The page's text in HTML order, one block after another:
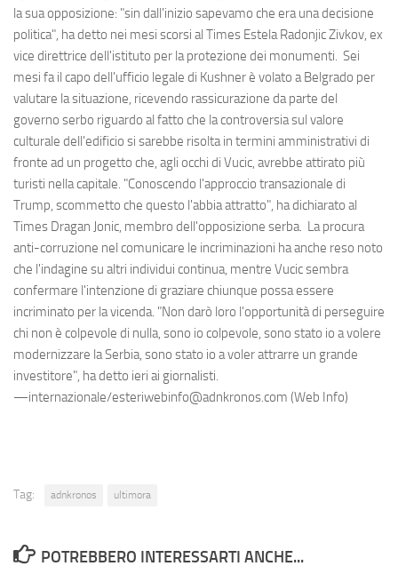
la sua opposizione: "sin dall'inizio sapevamo che era una decisione
politica", ha detto nei mesi scorsi al Times Estela Radonjic Zivkov, ex
vice direttrice dell'istituto per la protezione dei monumenti. Sei
mesi fa il capo dell'ufficio legale di Kushner è volato a Belgrado per
valutare la situazione, ricevendo rassicurazione da parte del
governo serbo riguardo al fatto che la controversia sul valore
culturale dell'edificio si sarebbe risolta in termini amministrativi di
fronte ad un progetto che, agli occhi di Vucic, avrebbe attirato più
turisti nella capitale. "Conoscendo l'approccio transazionale di
Trump, scommetto che questo l'abbia attratto", ha dichiarato al
Times Dragan Jonic, membro dell'opposizione serba. La procura
anti-corruzione nel comunicare le incriminazioni ha anche reso noto
che l'indagine su altri individui continua, mentre Vucic sembra
confermare l'intenzione di graziare chiunque possa essere
incriminato per la vicenda. "Non darò loro l'opportunità di perseguire
chi non è colpevole di nulla, sono io colpevole, sono stato io a volere
modernizzare la Serbia, sono stato io a voler attrarre un grande
investitore", ha detto ieri ai giornalisti.
—internazionale/esteriwebinfo@adnkronos.com (Web Info)
Tag: adnkronos ultimora
POTREBBERO INTERESSARTI ANCHE...